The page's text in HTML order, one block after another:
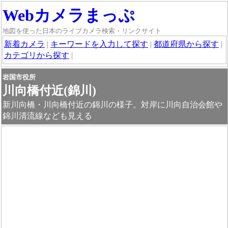
Webカメラまっぷ
地図を使った日本のライブカメラ検索・リンクサイト
新着カメラ | キーワードを入力して探す | 都道府県から探す |
カテゴリから探す |
岩国市役所
川向橋付近(錦川)
新川向橋・川向橋付近の錦川の様子。対岸に川向自治会館や
錦川清流線なども見える